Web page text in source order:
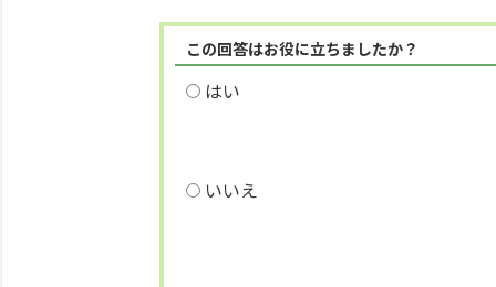
この回答はお役に立ちましたか？
はい
いいえ